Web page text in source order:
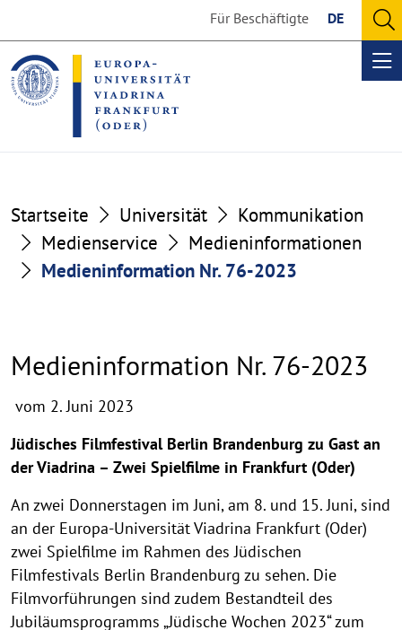
the
content
section
the
footer
section
Für Beschäftigte DE
Startseite Universität
Kommunikation
Medienservice
Medieninformationen
Medieninformation Nr. 76-2023
Medieninformation Nr. 76-2023
vom 2. Juni 2023
Jüdisches Filmfestival Berlin Brandenburg zu Gast an
der Viadrina – Zwei Spielfilme in Frankfurt (Oder)
An zwei Donnerstagen im Juni, am 8. und 15. Juni, sind
an der Europa-Universität Viadrina Frankfurt (Oder)
zwei Spielfilme im Rahmen des Jüdischen
Filmfestivals Berlin Brandenburg zu sehen. Die
Filmvorführungen sind zudem Bestandteil des
Jubiläumsprogramms „Jüdische Wochen 2023“ zum